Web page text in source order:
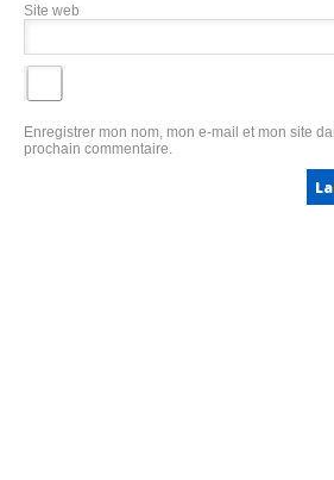
Site web
Enregistrer mon nom, mon e-mail et mon site
prochain commentaire.